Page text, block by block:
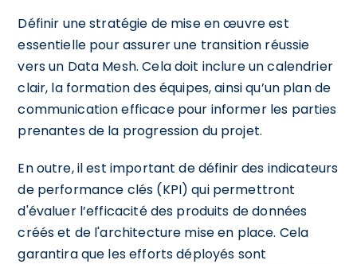
Définir une stratégie de mise en œuvre est
essentielle pour assurer une transition réussie
vers un Data Mesh. Cela doit inclure un calendrier
clair, la formation des équipes, ainsi qu’un plan de
communication efficace pour informer les parties
prenantes de la progression du projet.
En outre, il est important de définir des indicateurs
de performance clés (KPI) qui permettront
d'évaluer l’efficacité des produits de données
créés et de l'architecture mise en place. Cela
garantira que les efforts déployés sont